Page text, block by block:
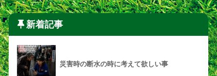
新着記事
災害時の断水の時に考えて欲しい事